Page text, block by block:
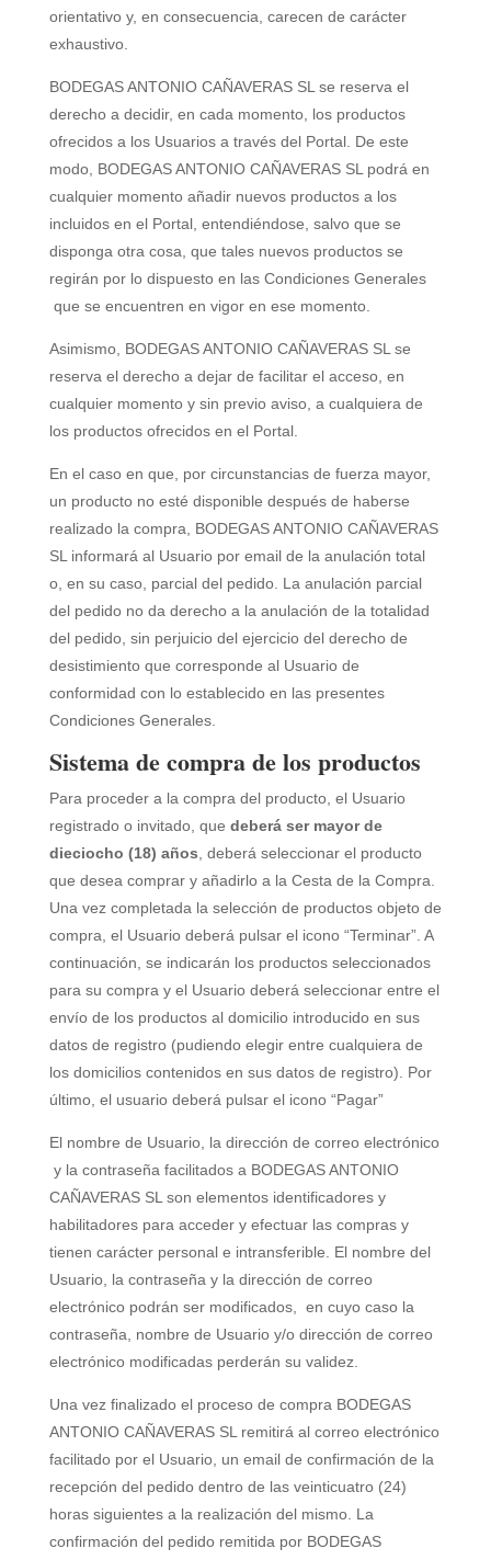
orientativo y, en consecuencia, carecen de carácter
exhaustivo.
BODEGAS ANTONIO CAÑAVERAS SL se reserva el
derecho a decidir, en cada momento, los productos
ofrecidos a los Usuarios a través del Portal. De este
modo, BODEGAS ANTONIO CAÑAVERAS SL podrá en
cualquier momento añadir nuevos productos a los
incluidos en el Portal, entendiéndose, salvo que se
disponga otra cosa, que tales nuevos productos se
regirán por lo dispuesto en las Condiciones Generales
que se encuentren en vigor en ese momento.
Asimismo, BODEGAS ANTONIO CAÑAVERAS SL se
reserva el derecho a dejar de facilitar el acceso, en
cualquier momento y sin previo aviso, a cualquiera de
los productos ofrecidos en el Portal.
En el caso en que, por circunstancias de fuerza mayor,
un producto no esté disponible después de haberse
realizado la compra, BODEGAS ANTONIO CAÑAVERAS
SL informará al Usuario por email de la anulación total
o, en su caso, parcial del pedido. La anulación parcial
del pedido no da derecho a la anulación de la totalidad
del pedido, sin perjuicio del ejercicio del derecho de
desistimiento que corresponde al Usuario de
conformidad con lo establecido en las presentes
Condiciones Generales.
Sistema de compra de los productos
Para proceder a la compra del producto, el Usuario
registrado o invitado, que deberá ser mayor de
dieciocho (18) años , deberá seleccionar el producto
que desea comprar y añadirlo a la Cesta de la Compra.
Una vez completada la selección de productos objeto de
compra, el Usuario deberá pulsar el icono “Terminar”. A
continuación, se indicarán los productos seleccionados
para su compra y el Usuario deberá seleccionar entre el
envío de los productos al domicilio introducido en sus
datos de registro (pudiendo elegir entre cualquiera de
los domicilios contenidos en sus datos de registro). Por
último, el usuario deberá pulsar el icono “Pagar”
El nombre de Usuario, la dirección de correo electrónico
y la contraseña facilitados a BODEGAS ANTONIO
CAÑAVERAS SL son elementos identificadores y
habilitadores para acceder y efectuar las compras y
tienen carácter personal e intransferible. El nombre del
Usuario, la contraseña y la dirección de correo
electrónico podrán ser modificados, en cuyo caso la
contraseña, nombre de Usuario y/o dirección de correo
electrónico modificadas perderán su validez.
Una vez finalizado el proceso de compra BODEGAS
ANTONIO CAÑAVERAS SL remitirá al correo electrónico
facilitado por el Usuario, un email de confirmación de la
recepción del pedido dentro de las veinticuatro (24)
horas siguientes a la realización del mismo. La
confirmación del pedido remitida por BODEGAS